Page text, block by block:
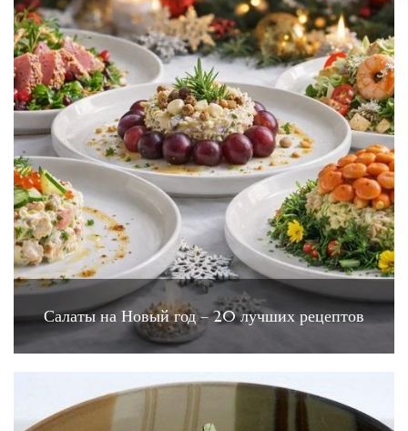
Салаты на Новый год – 20 лучших рецептов